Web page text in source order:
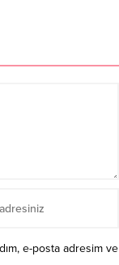
e-posta adresim ve